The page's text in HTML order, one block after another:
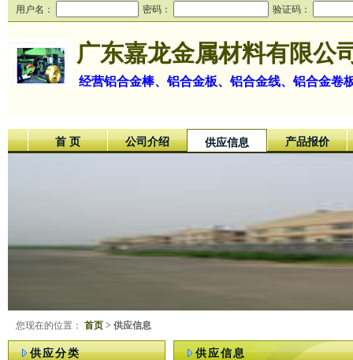
用户名： 密码： 验证码：
广东嘉龙金属材料有限公
经营铝合金棒、铝合金板、铝合金线、铝合金卷
首 页 公司介绍 供应信息 产品报价
您现在的位置： 首页 > 供应信息
供应分类 供应信息